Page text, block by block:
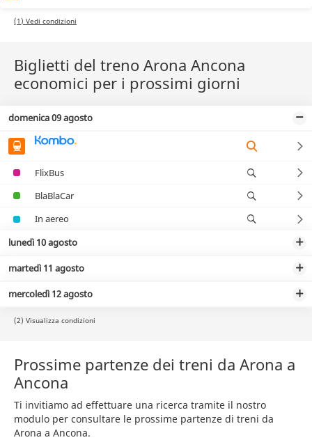
(1) Vedi condizioni
Biglietti del treno Arona Ancona
economici per i prossimi giorni
domenica 09 agosto
FlixBus
BlaBlaCar
In aereo
lunedì 10 agosto
martedì 11 agosto
mercoledì 12 agosto
(2) Visualizza condizioni
Prossime partenze dei treni da Arona a
Ancona
Ti invitiamo ad effettuare una ricerca tramite il nostro
modulo per consultare le prossime partenze di treni da
Arona a Ancona.